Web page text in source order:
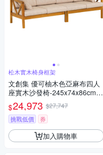
松木實木椅身框架
文創集 優可柚木色亞麻布四人
座實木沙發椅-245x74x86cm免
組
$24,973 $27,747
挑戰低價
券
加入購物車